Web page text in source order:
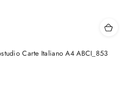
Carte Italiano A4 ABCI_853